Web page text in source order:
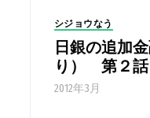
シジョウなう
日銀の追加
り） 第２話
2012年3月